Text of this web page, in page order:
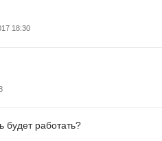
18:30
будет работать?